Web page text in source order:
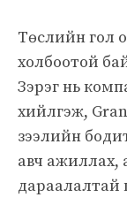
Төслийн гол
холбоотой
Зэрэг нь
хийлгэж,
зээлийн
авч ажиллах,